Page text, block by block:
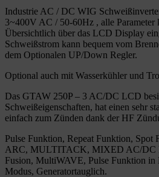
Industrie AC / DC WIG
3~400V AC / 50-60Hz , alle Parameter
Übersichtlich über das LCD Display
Schweißstrom kann bequem vom
dem Optionalen UP/Down Regler.
Optional auch mit Wasserkühler und
Das GTAW 250P – 3 AC/DC LCD
Schweißeigenschaften, hat einen sehr
einfach zum Zünden dank der HF
Pulse Funktion, Repeat Funktion, Spot
ARC, MULTITACK, MIXED AC/DC
Fusion, MultiWAVE, Pulse Funktion
Modus, Generatortauglich.